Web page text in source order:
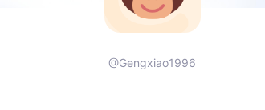
@Gengxiao1996